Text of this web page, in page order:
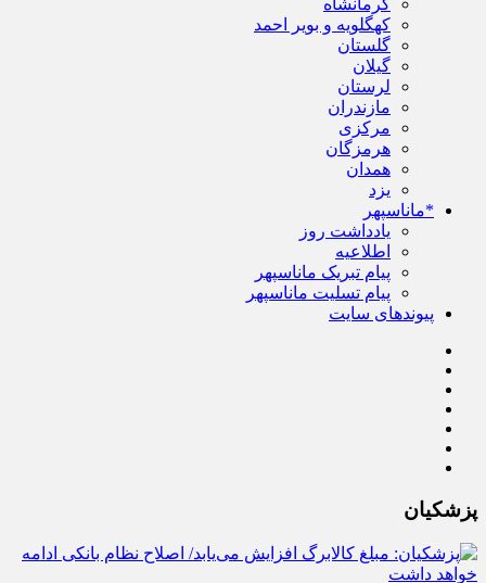
کرمانشاه
کهگلویه و بویر احمد
گلستان
گیلان
لرستان
مازندران
مرکزی
هرمزگان
همدان
یزد
*ماناسپهر
یادداشت روز
اطلاعیه
پیام تبریک ماناسپهر
پیام تسلیت ماناسپهر
پیوندهای سایت
پزشکیان